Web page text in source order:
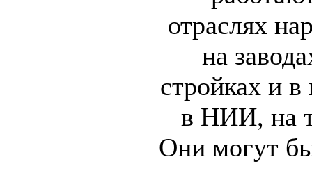
отраслях
на
стройках и
в НИИ, на
Они могут